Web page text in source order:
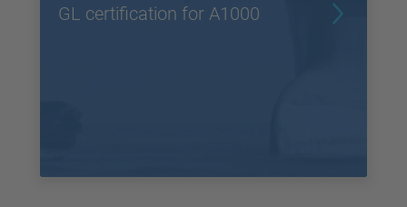
GL certification for A1000